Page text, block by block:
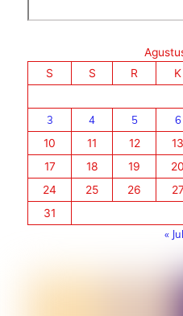
S
S R K
3
4 5 6
10
11 12 13
17
18 19 20
24
25 26
31
« Jul